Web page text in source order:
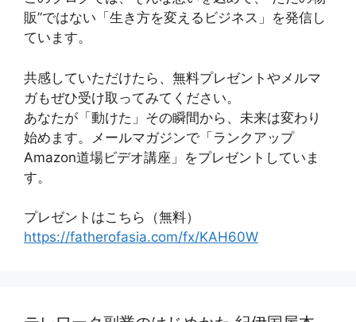
販”ではない「生き方を変えるビジネス」を発信し
ています。
共感していただけたら、無料プレゼントやメルマ
ガもぜひ受け取ってみてください。
あなたが「動けた」その瞬間から、未来は変わり
始めます。メールマガジンで「ランクアップ
Amazon道場ビデオ講座」をプレゼントしていま
す。
プレゼントはこちら（無料）
https://fatherofasia.com/fx/KAH60W